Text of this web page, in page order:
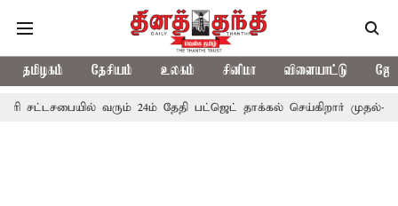
தமிழகம் தேசியம் உலகம் சினிமா விளையாட்டு
வரும் 24ம் தேதி பட்ஜெட் தாக்கல் செய்கிறார் முதல்-அமைச்சர்